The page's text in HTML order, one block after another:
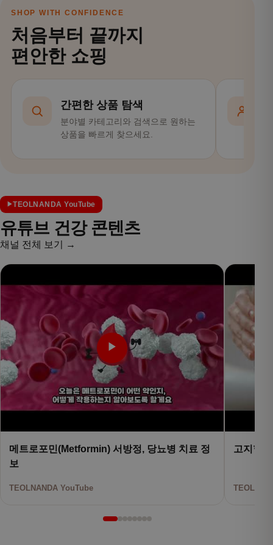
SHOP WITH CONFIDENCE
처음부터 끝까지
편안한 쇼핑
간편한 상품 탐색
분야별 카테고리와 검색으로 원하는
상품을 빠르게 찾으세요.
TEOLNANDA YouTube
유튜브 건강 콘텐츠
채널 전체 보기 →
▶
메트로포민(Metformin) 서방정, 당뇨병 치료 정
보
TEOLNANDA YouTube
고지혈